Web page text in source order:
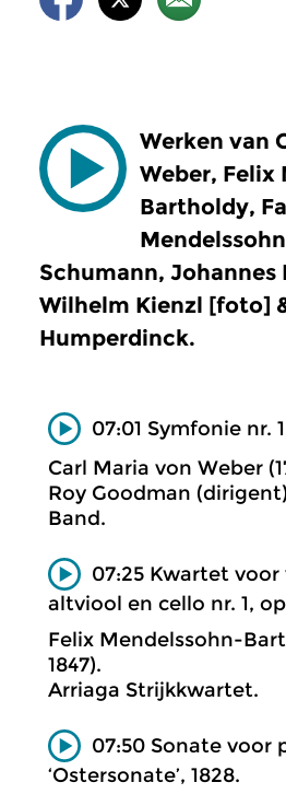
Werken van
Weber, Felix
Bartholdy,
Schumann, Johannes
Wilhelm Kienzl [foto]
Humperdinck.
07:01 Symfonie nr.
Carl Maria von Weber
Roy Goodman
Band.
07:25 Kwartet voor
altviool en cello nr. 1,
Felix Mendelssohn-
1847).
Arriaga Strijkkwartet.
07:50 Sonate voor
‘Ostersonate’, 1828.